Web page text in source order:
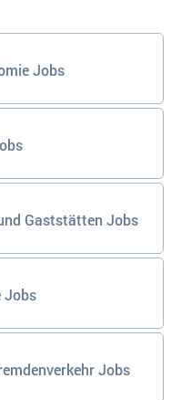
Jobs
Gaststätten Jobs
Jobs
Jobs